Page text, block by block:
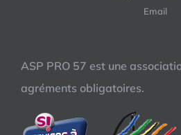
Email
ASP PRO 57 est une
agréments obligatoires.